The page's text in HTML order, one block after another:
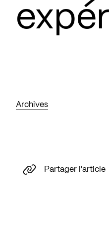
Archives
Partager l'article